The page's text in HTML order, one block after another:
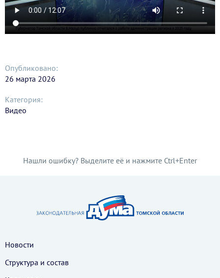
Опубликовано:
26 марта 2026
Категория:
Видео
Нашли ошибку? Выделите её и нажмите Ctrl+Enter
Новости
Структура и состав